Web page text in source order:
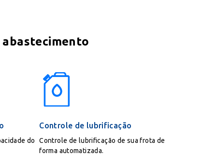
abastecimento
do
Controle de lubrificação
Controle de lubrificação de sua frota de
forma automatizada.